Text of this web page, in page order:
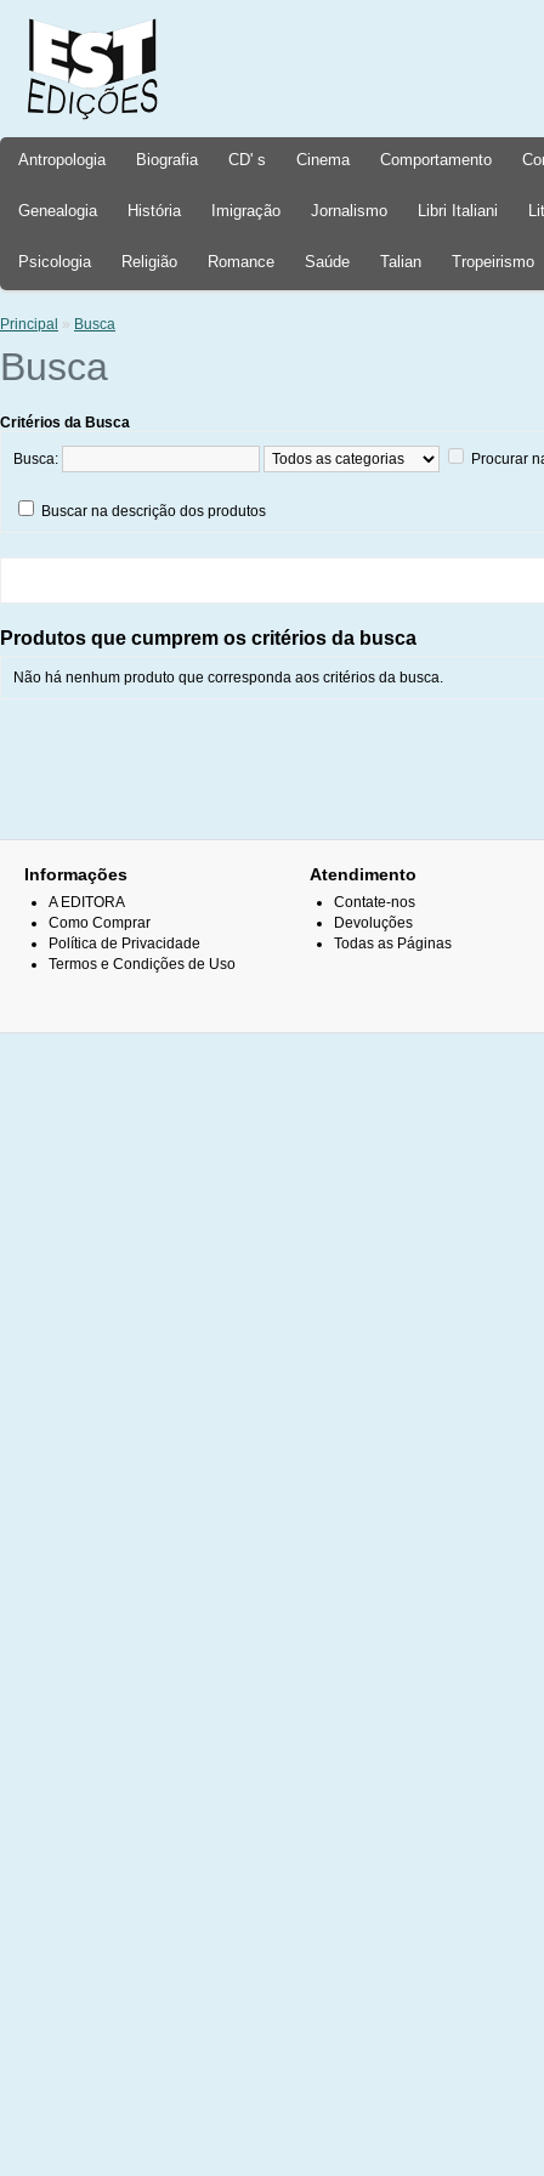
Antropologia Biografia CD' s Cinema Comportamento
Genealogia História Imigração Jornalismo Libri Italiani
Psicologia Religião Romance Saúde Talian Tropeirismo
Principal » Busca
Busca
Critérios da Busca
Busca: Procurar
Buscar na descrição dos produtos
Produtos que cumprem os critérios da busca
Não há nenhum produto que corresponda aos critérios da busca.
Informações
A EDITORA
Como Comprar
Política de Privacidade
Termos e Condições de Uso
Atendimento
Contate-nos
Devoluções
Todas as Páginas